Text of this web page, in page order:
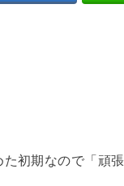
初期なので「頑